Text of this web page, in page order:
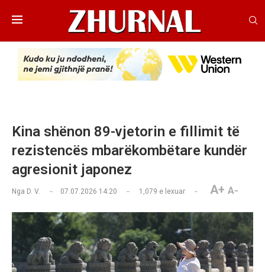
Kina shënon 89-vjetorin e fillimit të
rezistencës mbarëkombëtare kundër
agresionit japonez
Nga D. V. 07.07.2026 14:20 1,079 e lexuar A+ A-